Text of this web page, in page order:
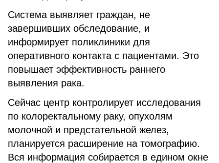
Система выявляет граждан, не
завершивших обследование, и
информирует поликлиники для
оперативного контакта с пациентами. Это
повышает эффективность раннего
выявления рака.
Сейчас центр контролирует исследования
по колоректальному раку, опухолям
молочной и предстательной желез,
планируется расширение на томографию.
Вся информация собирается в едином окне